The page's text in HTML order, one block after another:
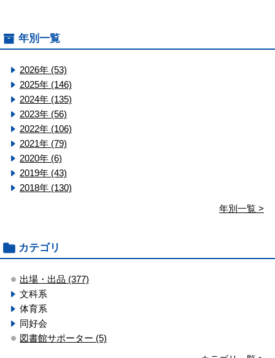
年別一覧
2026年 (53)
2025年 (146)
2024年 (135)
2023年 (56)
2022年 (106)
2021年 (79)
2020年 (6)
2019年 (43)
2018年 (130)
年別一覧 >
カテゴリ
出場・出品 (377)
文科系
体育系
同好会
図書館サポーター (5)